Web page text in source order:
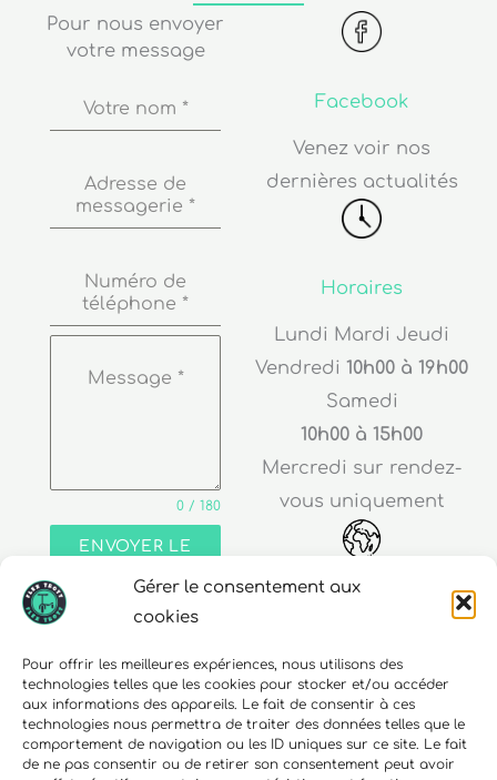
Gérer le consentement aux
cookies
Pour offrir les meilleures expériences, nous utilisons des
technologies telles que les cookies pour stocker et/ou accéder
aux informations des appareils. Le fait de consentir à ces
technologies nous permettra de traiter des données telles que le
comportement de navigation ou les ID uniques sur ce site. Le fait
de ne pas consentir ou de retirer son consentement peut avoir
Pour nous envoyer
votre message
Votre nom *
Adresse de
messagerie *
Numéro de
téléphone *
Message *
0 / 180
ENVOYER LE
Facebook
Venez voir nos
dernières actualités
Horaires
Lundi Mardi Jeudi
Vendredi 10h00 à 19h00
Samedi
10h00 à 15h00
Mercredi sur rendez-
vous uniquement
30 rue Edouard Richard
68000 Colmar